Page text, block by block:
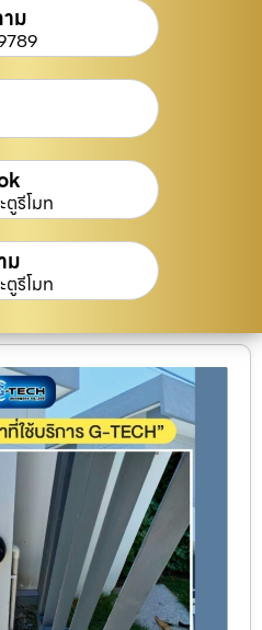
ม
รีโมท
ม
รีโมท